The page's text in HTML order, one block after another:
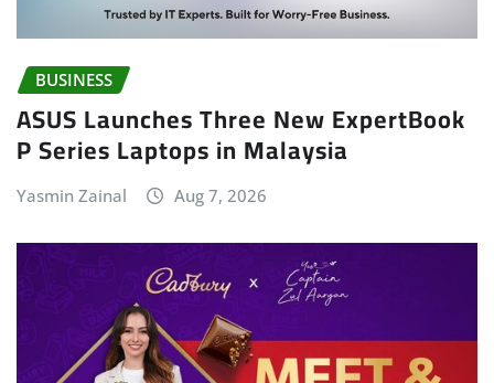
BUSINESS
ASUS Launches Three New ExpertBook
P Series Laptops in Malaysia
Yasmin Zainal Aug 7, 2026